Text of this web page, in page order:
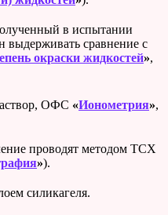
в испытании
выдерживать сравнение с
окраски жидкостей»,
ОФС «Ионометрия»,
проводят методом ТСХ
»).
силикагеля.